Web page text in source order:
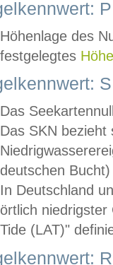
Höhenlage des
festgelegtes
Das
Das SKN
deutschen
In Deutschland
örtlich
Tide (LAT)"